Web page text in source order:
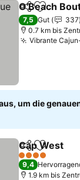
TeilenZu
O'Beach
7,5 Gut
337
0.7 km bis
Vibrante
um die
TeilenZu
Cap West
4 Sterne
9,4
1.9 km bis